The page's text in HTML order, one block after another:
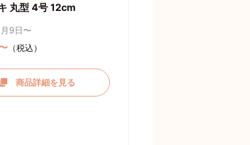
丸型 4号 12cm
9日〜
（税込）
商品詳細を見る